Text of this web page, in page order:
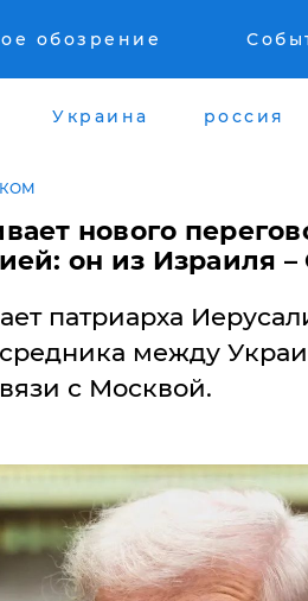
обозрение
Украина россия
нового
он из Израиля
патриарха
между
с Москвой.